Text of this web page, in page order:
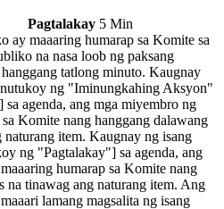
Pagtalakay 5 Min
ay maaaring humarap sa Komite sa
na nasa loob ng paksang
tatlong minuto. Kaugnay
ng "Iminungkahing Aksyon"
sa agenda, ang mga miyembro ng
Komite nang hanggang dalawang
naturang item. Kaugnay ng isang
ng "Pagtalakay"] sa agenda, ang
humarap sa Komite nang
na tinawag ang naturang item. Ang
lamang magsalita ng isang